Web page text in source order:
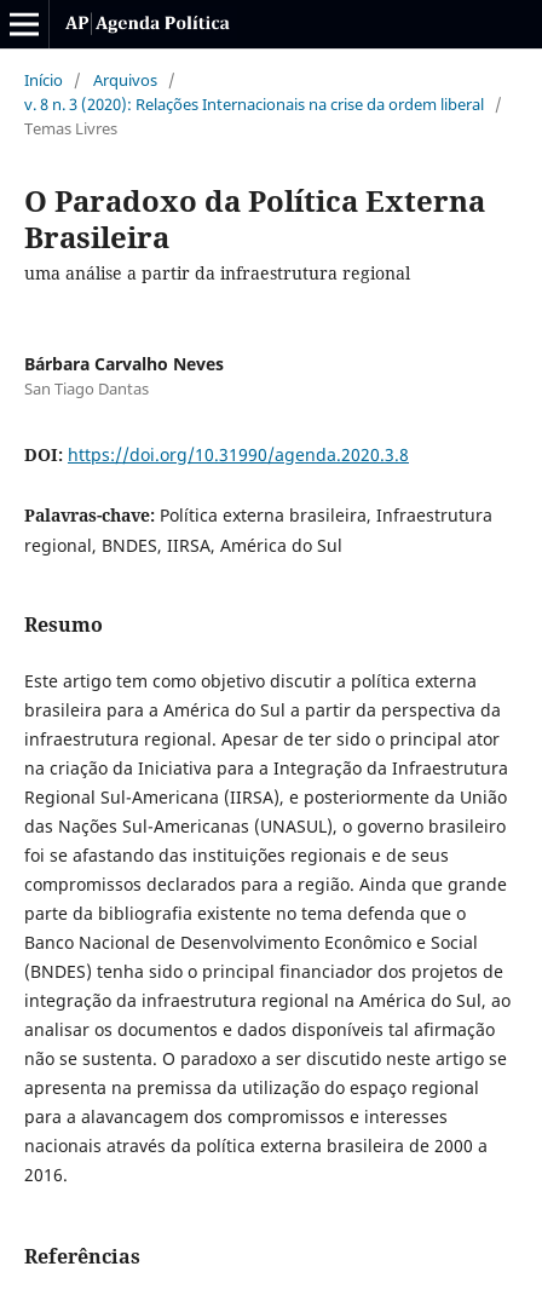
Início / Arquivos /
v. 8 n. 3 (2020): Relações Internacionais na crise da ordem liberal /
Temas Livres
O Paradoxo da Política Externa
Brasileira
uma análise a partir da infraestrutura regional
Bárbara Carvalho Neves
San Tiago Dantas
DOI: https://doi.org/10.31990/agenda.2020.3.8
Palavras-chave: Política externa brasileira, Infraestrutura
regional, BNDES, IIRSA, América do Sul
Resumo
Este artigo tem como objetivo discutir a política externa
brasileira para a América do Sul a partir da perspectiva da
infraestrutura regional. Apesar de ter sido o principal ator
na criação da Iniciativa para a Integração da Infraestrutura
Regional Sul-Americana (IIRSA), e posteriormente da União
das Nações Sul-Americanas (UNASUL), o governo brasileiro
foi se afastando das instituições regionais e de seus
compromissos declarados para a região. Ainda que grande
parte da bibliografia existente no tema defenda que o
Banco Nacional de Desenvolvimento Econômico e Social
(BNDES) tenha sido o principal financiador dos projetos de
integração da infraestrutura regional na América do Sul, ao
analisar os documentos e dados disponíveis tal afirmação
não se sustenta. O paradoxo a ser discutido neste artigo se
apresenta na premissa da utilização do espaço regional
para a alavancagem dos compromissos e interesses
nacionais através da política externa brasileira de 2000 a
2016.
Referências